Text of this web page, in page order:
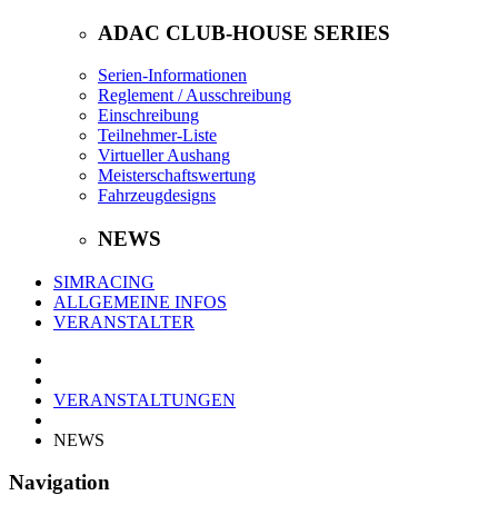
ADAC CLUB-HOUSE SERIES
Serien-Informationen
Reglement / Ausschreibung
Einschreibung
Teilnehmer-Liste
Virtueller Aushang
Meisterschaftswertung
Fahrzeugdesigns
NEWS
SIMRACING
ALLGEMEINE INFOS
VERANSTALTER
VERANSTALTUNGEN
NEWS
Navigation